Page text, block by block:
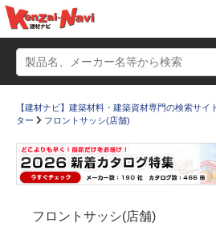
【建材ナビ】建築材料・建築資材専門の検索サイ
ター
フロントサッシ(店舗)
フロントサッシ(店舗)